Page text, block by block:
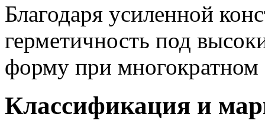
Благодаря усиленной
герметичность под
форму при многократном
Классификация и